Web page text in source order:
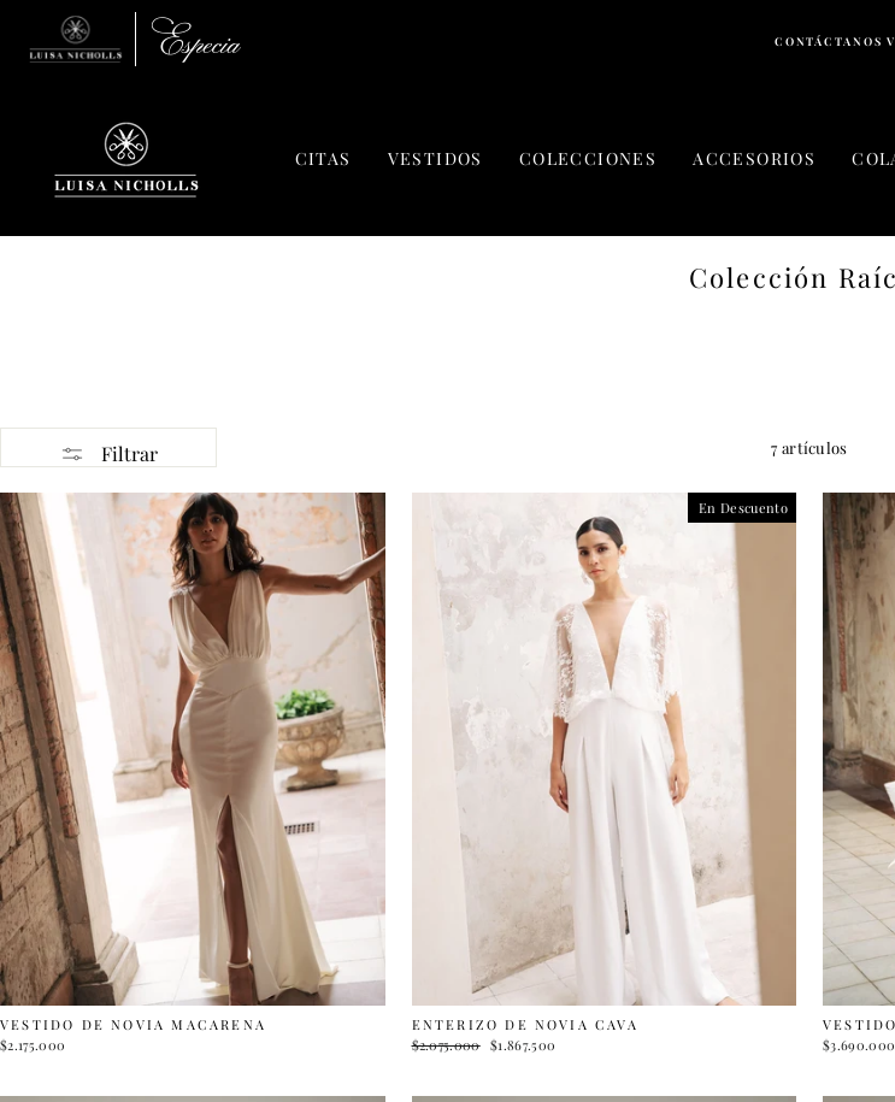
directamente
contenido
CONTÁCTANOS
CITAS VESTIDOS COLECCIONES ACCESORIOS
Colección
Filtrar 7 artículos
VESTIDO DE NOVIA MACARENA
$2.175.000
En Descuento
ENTERIZO DE NOVIA CAVA
Precio
$2.075.000 Precio
$1.867.500
$3.690.000